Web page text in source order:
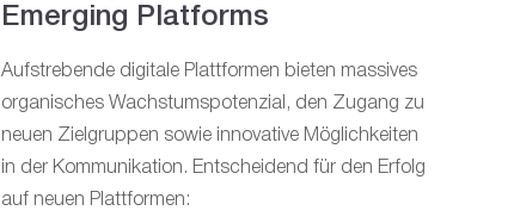
Emerging Platforms
Aufstrebende digitale Plattformen bieten massives
organisches Wachstumspotenzial, den Zugang zu
neuen Zielgruppen sowie innovative Möglichkeiten
in der Kommunikation. Entscheidend für den Erfolg
auf neuen Plattformen: